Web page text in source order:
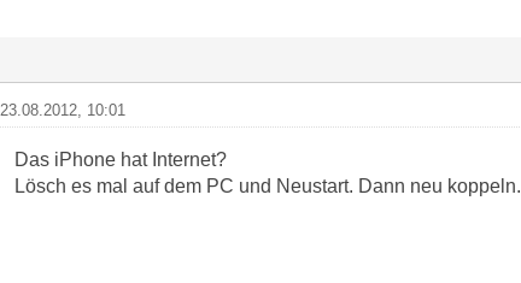
23.08.2012, 10:01
Das iPhone hat Internet?
Lösch es mal auf dem PC und Neustart. Dann neu koppeln.